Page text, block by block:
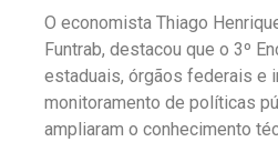
O economista Thiago
Funtrab, destacou que o 3º
estaduais, órgãos federais e
monitoramento de políticas
ampliaram o conhecimento